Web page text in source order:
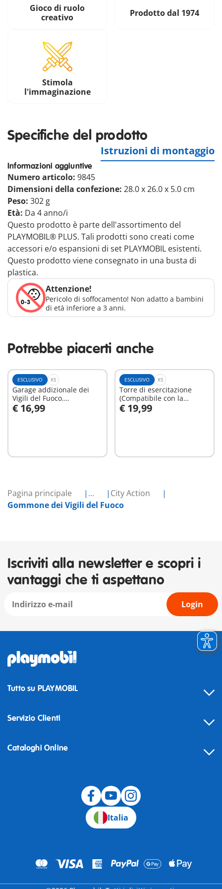
Pagina principale ...
City Action
Gommone dei Vigili del Fuoco
Gioco di ruolo
creativo
Prodotto dal 1974
Stimola
l'immaginazione
Specifiche del prodotto
Istruzioni di montaggio
Informazioni aggiuntive
Numero articolo: 9845
Dimensioni della confezione: 28.0 x 26.0 x 5.0 cm
Peso: 302 g
Età: Da 4 anno/i
Questo prodotto è parte dell'assortimento del
PLAYMOBIL® PLUS. Tali prodotti sono creati come
accessori e/o espansioni di set PLAYMOBIL esistenti.
Questo prodotto viene consegnato in una busta di
plastica.
Attenzione!
Pericolo di soffocamento! Non adatto a bambini
di età inferiore a 3 anni.
Potrebbe piacerti anche
ESCLUSIVO XS
Garage addizionale dei
Vigili del Fuoco.
(Compatibile con la
Stazione dei Vigili del
€ 16,99
Aggiungi al carrello
ESCLUSIVO XS
Torre di esercitazione
(Compatibile con la
Stazione dei Vigili del
Fuoco 9462)
€ 19,99
Aggiungi al carrello
Iscriviti alla newsletter e scopri i
vantaggi che ti aspettano
Login
Tutto su PLAYMOBIL
Servizio Clienti
Cataloghi Online
Italia